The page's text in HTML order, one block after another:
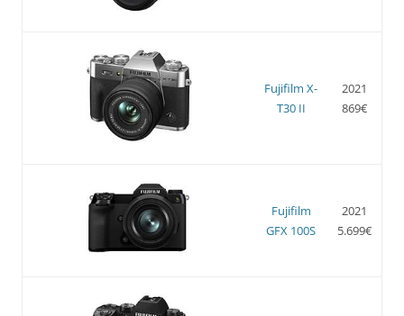
Fujifilm X-
T30 II
2021
869€
Fujifilm
GFX 100S
2021
5.699€